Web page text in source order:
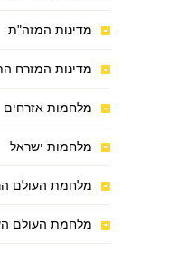
מדינות המזה"ת
מדינות המזרח
מלחמות אזרחים
מלחמות ישראל
מלחמת העולם
מלחמת העולם